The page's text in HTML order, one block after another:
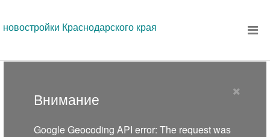
новостройки Краснодарского края
Внимание
Google Geocoding API error: The request was